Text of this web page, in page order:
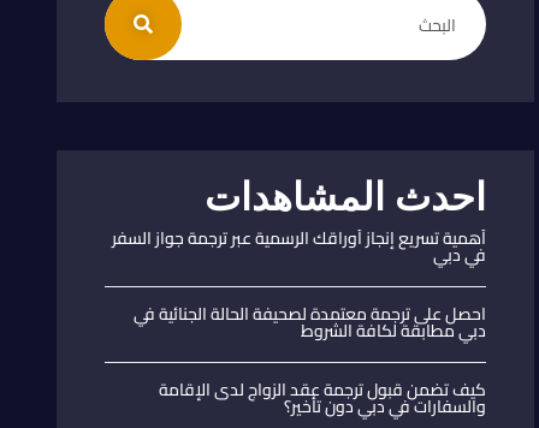
احدث المشاهدات
أهمية تسريع إنجاز أوراقك الرسمية عبر ترجمة جواز السفر
في دبي
احصل على ترجمة معتمدة لصحيفة الحالة الجنائية في
دبي مطابقة لكافة الشروط
كيف تضمن قبول ترجمة عقد الزواج لدى الإقامة
والسفارات في دبي دون تأخير؟